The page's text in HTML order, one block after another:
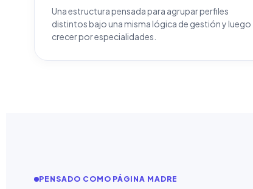
Una estructura pensada para agrupar perfiles
distintos bajo una misma lógica de gestión y luego
crecer por especialidades.
PENSADO COMO PÁGINA MADRE